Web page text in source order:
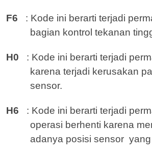
F6
: Kode ini berarti terjadi
bagian kontrol tekanan
H0
: Kode ini berarti terjadi
karena terjadi kerusakan
sensor.
H6
: Kode ini berarti terjadi
operasi berhenti karena
adanya posisi sensor